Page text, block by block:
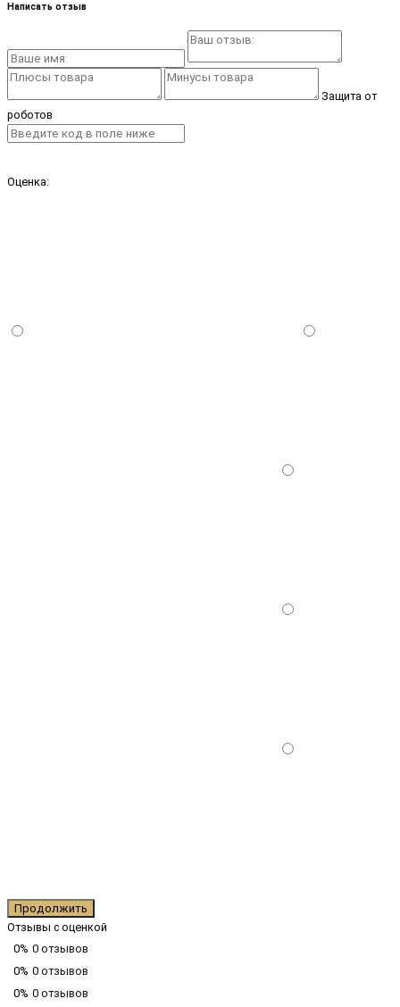
Написать отзыв
Защита от
роботов
Оценка:
Продолжить
Отзывы с оценкой
0% 0 отзывов
0% 0 отзывов
0% 0 отзывов